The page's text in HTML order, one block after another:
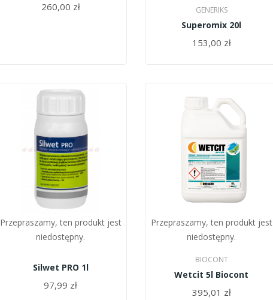
260,00 zł GENERIKS
Superomix 20l
153,00 zł
Przepraszamy, ten produkt jest
niedostępny.
Silwet PRO 1l
97,99 zł
Przepraszamy, ten produkt jest
niedostępny.
BIOCONT
Wetcit 5l Biocont
395,01 zł